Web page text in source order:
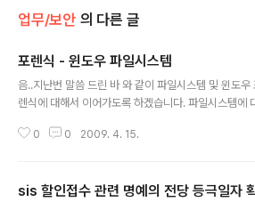
업무/보안 의 다른 글
포렌식 - 윈도우 파일시스템
음..지난번 말씀 드린 바 와 같이 파일시스템 및 윈도우
렌식에 대해서 이어가도록 하겠습니다. 파일시스템에
지 이어 가 보겠습니다. 파일시스템이란 “자료의 기록이
를 노출, 은닉, 압축, 암호화하며 구조적 손실 시 이를
0 0 2009. 4. 15.
sis 할인접수 관련 명예의 전당 등극일자